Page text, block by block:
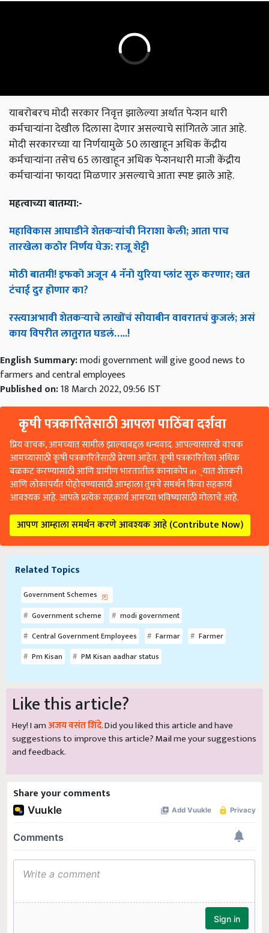
याबरोबरच मोदी सरकार निवृत्त झालेल्या अर्थात पेन्शन धारी
कर्मचाऱ्यांना देखील दिलासा देणार असल्याचे सांगितले जात आहे.
मोदी सरकारच्या या निर्णयामुळे 50 लाखाहून अधिक केंद्रीय
कर्मचाऱ्यांना तसेच 65 लाखाहून अधिक पेन्शनधारी माजी केंद्रीय
कर्मचाऱ्यांना फायदा मिळणार असल्याचे आता स्पष्ट झाले आहे.
महत्वाच्या बातम्या:-
महाविकास आघाडीने शेतकऱ्यांची निराशा केली; आता पाच
तारखेला कठोर निर्णय घेऊ: राजू शेट्टी
मोठी बातमी! इफको अजून 4 नॅनो युरिया प्लांट सुरु करणार; खत
टंचाई दुर होणार का?
रस्त्याअभावी शेतकऱ्याचे लाखोंचं सोयाबीन वावरातचं कुजलं; असं
काय विपरीत लातुरात घडलं…..!
English Summary:modi government will give good news to
farmers and central employees
Published on:18 March 2022, 09:56 IST
कृषी पत्रकारितेसाठी आपला पाठिंबा दर्शवा
प्रिय वाचक, आमच्यात सामील झाल्याबद्दल धन्यवाद. आपल्यासारखे वाचक
आमच्यासाठी कृषी पत्रकारितेसाठी प्रेरणा आहेत. कृषी पत्रकारितेला अधिक
बळकट करण्यासाठी आणि ग्रामीण भारतातील कानाकोप in्यात शेतकरी
आणि लोकांपर्यंत पोहोचण्यासाठी आम्हाला तुमचे समर्थन किंवा सहकार्य
आवश्यक आहे. आपले प्रत्येक सहकार्य आमच्या भविष्यासाठी मोलाचे आहे.
आपण आम्हाला समर्थन करणे आवश्यक आहे (Contribute Now)
Related Topics
Government Schemes
Government scheme
modi government
Central Government Employees
Farmar
Farmer
Pm Kisan
PM Kisan aadhar status
Like this article?
Hey! I amअजय वसंत शिंदे. Did you liked this article and have
suggestions to improve this article?Mailme your suggestions
and feedback.
Share your comments